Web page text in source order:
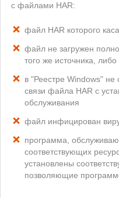
с файлами HAR:
файл HAR которого
файл не загружен
того же источника,
в "Реестре Windows" не
связи файла HAR с
обслуживания
файл инфицирован
программа,
соответствующих
установлены
позволяющие